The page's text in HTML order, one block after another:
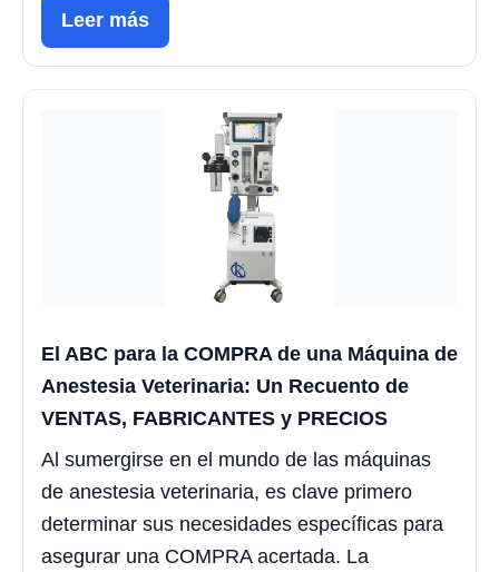
Leer más
El ABC para la COMPRA de una Máquina de
Anestesia Veterinaria: Un Recuento de
VENTAS, FABRICANTES y PRECIOS
Al sumergirse en el mundo de las máquinas
de anestesia veterinaria, es clave primero
determinar sus necesidades específicas para
asegurar una COMPRA acertada. La